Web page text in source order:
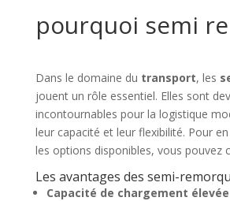
pourquoi semi
Dans le domaine du transport, les
jouent un rôle essentiel. Elles sont
incontournables pour la logistique
leur capacité et leur flexibilité. Pour
les options disponibles, vous pouvez
Les avantages des semi-
Capacité de chargement élevée